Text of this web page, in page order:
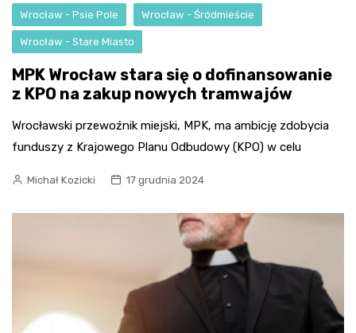
Wrocław - Psie Pole Wrocław - Śródmieście
Wrocław - Stare Miasto
MPK Wrocław stara się o dofinansowanie
z KPO na zakup nowych tramwajów
Wrocławski przewoźnik miejski, MPK, ma ambicję zdobycia
funduszy z Krajowego Planu Odbudowy (KPO) w celu
Michał Kozicki 17 grudnia 2024